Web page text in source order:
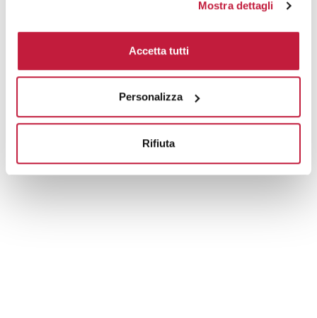
Mostra dettagli
Accetta tutti
Personalizza
Rifiuta
Area di personalizzazione
Domande e risposte
Prodotti alternativi